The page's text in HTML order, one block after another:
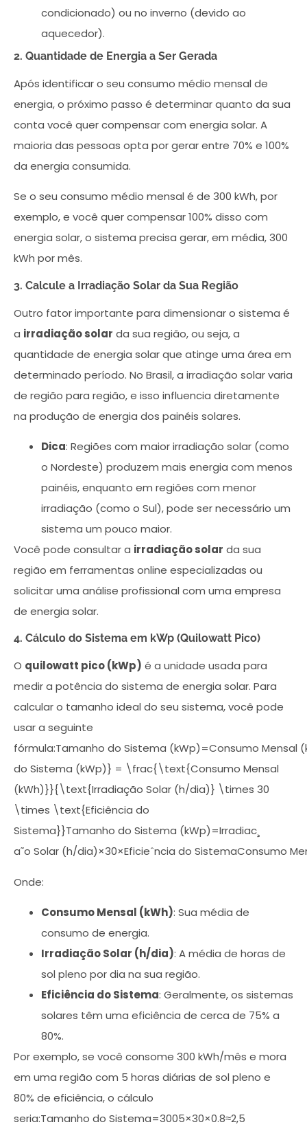
condicionado) ou no inverno (devido ao
aquecedor).
2. Quantidade de Energia a Ser Gerada
Após identificar o seu consumo médio mensal de
energia, o próximo passo é determinar quanto da sua
conta você quer compensar com energia solar. A
maioria das pessoas opta por gerar entre 70% e 100%
da energia consumida.
Se o seu consumo médio mensal é de 300 kWh, por
exemplo, e você quer compensar 100% disso com
energia solar, o sistema precisa gerar, em média, 300
kWh por mês.
3. Calcule a Irradiação Solar da Sua Região
Outro fator importante para dimensionar o sistema é
a irradiação solar da sua região, ou seja, a
quantidade de energia solar que atinge uma área em
determinado período. No Brasil, a irradiação solar varia
de região para região, e isso influencia diretamente
na produção de energia dos painéis solares.
Dica: Regiões com maior irradiação solar (como
o Nordeste) produzem mais energia com menos
painéis, enquanto em regiões com menor
irradiação (como o Sul), pode ser necessário um
sistema um pouco maior.
Você pode consultar a irradiação solar da sua
região em ferramentas online especializadas ou
solicitar uma análise profissional com uma empresa
de energia solar.
4. Cálculo do Sistema em kWp (Quilowatt Pico)
O quilowatt pico (kWp) é a unidade usada para
medir a potência do sistema de energia solar. Para
calcular o tamanho ideal do seu sistema, você pode
usar a seguinte
fórmula:Tamanho do Sistema (kWp)=Consumo Mensal
do Sistema (kWp)} = \frac{\text{Consumo Mensal
(kWh)}}{\text{Irradiação Solar (h/dia)} \times 30
\times \text{Eficiência do
Sistema}}Tamanho do Sistema (kWp)=Irradiac¸​
a˜o Solar (h/dia)×30×Eficieˆncia do SistemaConsumo
Onde:
Consumo Mensal (kWh): Sua média de
consumo de energia.
Irradiação Solar (h/dia): A média de horas de
sol pleno por dia na sua região.
Eficiência do Sistema: Geralmente, os sistemas
solares têm uma eficiência de cerca de 75% a
80%.
Por exemplo, se você consome 300 kWh/mês e mora
em uma região com 5 horas diárias de sol pleno e
80% de eficiência, o cálculo
seria:Tamanho do Sistema=3005×30×0.8≈2,5